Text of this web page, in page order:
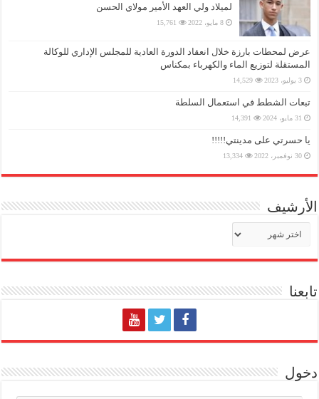
لميلاد ولي العهد الأمير مولاي الحسن
8 مايو، 2022 15,761
عرض لمحطات بارزة خلال انعقاد الدورة العادية للمجلس الإداري للوكالة
المستقلة لتوزيع الماء والكهرباء بمكناس
3 يوليو، 2023 14,529
تبعات الشطط في استعمال السلطة
31 مايو، 2024 14,391
يا حسرتي على مدينتي!!!!!
30 نوفمبر، 2022 13,334
الأرشيف
تابعنا
دخول